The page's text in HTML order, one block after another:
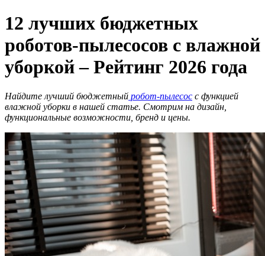
12 лучших бюджетных
роботов-пылесосов с влажной
уборкой – Рейтинг 2026 года
Найдите лучший бюджетный робот-пылесос с функцией
влажной уборки в нашей статье. Смотрим на дизайн,
функциональные возможности, бренд и цены.